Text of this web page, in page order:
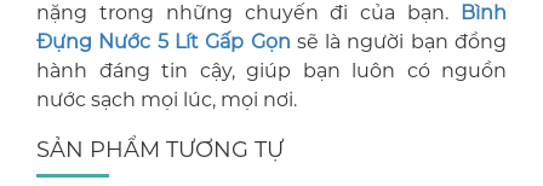
nặng trong những chuyến đi của bạn.
Bình
Đựng Nước 5 Lít Gấp Gọn sẽ là người bạn đồng
hành đáng tin cậy, giúp bạn luôn có nguồn
nước sạch mọi lúc, mọi nơi.
SẢN PHẨM TƯƠNG TỰ